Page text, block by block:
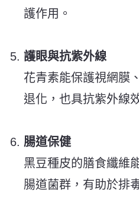
護作用。
護眼與抗紫外線
花青素能保護視網膜
退化，也具抗紫外線
腸道保健
黑豆種皮的膳食纖維
腸道菌群，有助於排